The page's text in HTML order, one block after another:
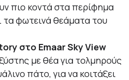
πιο κοντά στα περίφημα
τα φωτεινά θεάματα του
στο Emaar Sky View
με θέα για τολμηρούς
πάτο, για να κοιτάξει